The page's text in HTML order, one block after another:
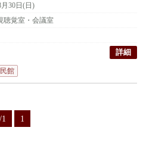
月30日(日)
覚室・会議室
詳細
館
1